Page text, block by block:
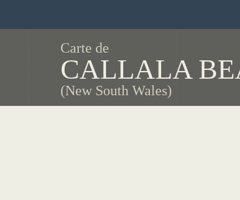
Carte de
CALLALA
(New South Wales)